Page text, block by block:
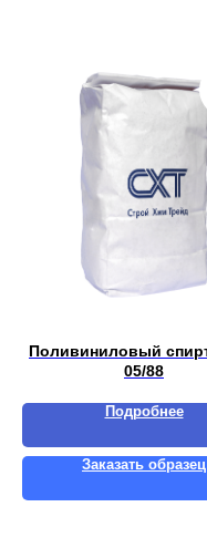
Поливиниловый
05/88
Подробнее
Заказать образец